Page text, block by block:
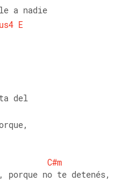
a nadie
E
del
C#m
porque no te detenés,